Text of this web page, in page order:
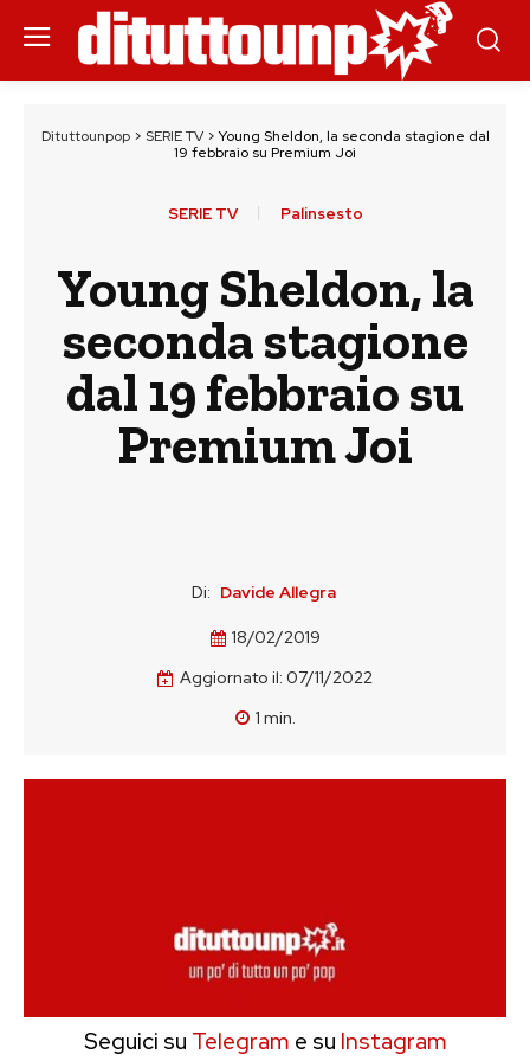
Dituttounpop> SERIE TV>Young Sheldon, la seconda stagione dal
19 febbraio su Premium Joi
SERIE TV Palinsesto
Young Sheldon, la
seconda stagione
dal 19 febbraio su
Premium Joi
Di: Davide Allegra
18/02/2019
Aggiornato il: 07/11/2022
1 min.
Seguici su Telegram e su Instagram